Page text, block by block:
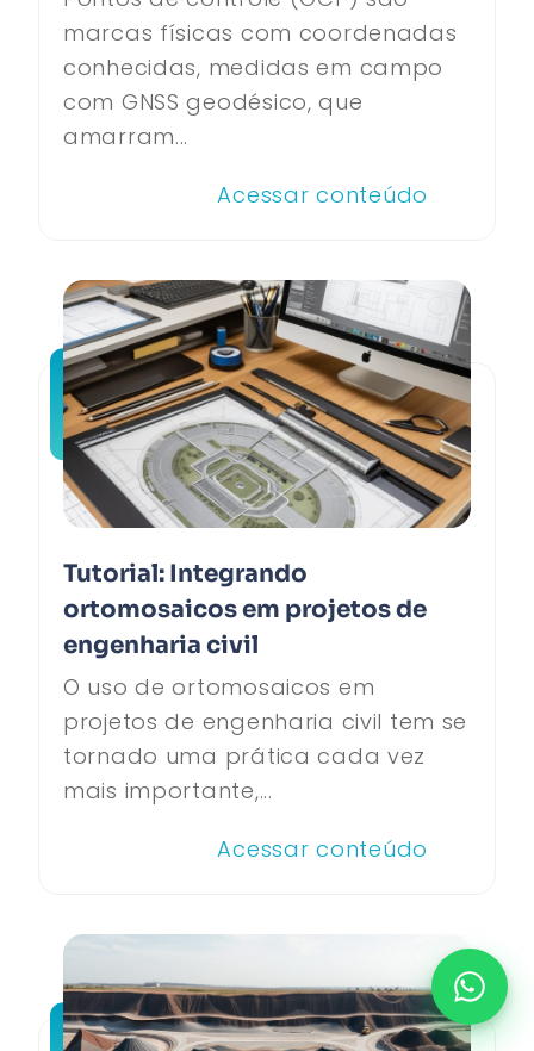
marcas físicas com coordenadas
conhecidas, medidas em campo
com GNSS geodésico, que
amarram...
Acessar conteúdo
Tutorial: Integrando
ortomosaicos em projetos de
engenharia civil
O uso de ortomosaicos em
projetos de engenharia civil tem se
tornado uma prática cada vez
mais importante,...
Acessar conteúdo